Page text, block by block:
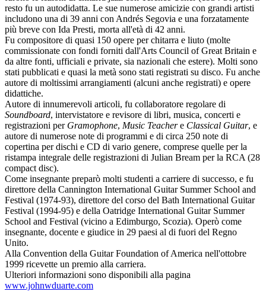
resto fu un autodidatta. Le sue numerose amicizie con grandi artisti
includono una di 39 anni con Andrés Segovia e una forzatamente
più breve con Ida Presti, morta all'età di 42 anni.
Fu compositore di quasi 150 opere per chitarra e liuto (molte
commissionate con fondi forniti dall'Arts Council of Great Britain e
da altre fonti, ufficiali e private, sia nazionali che estere). Molti sono
stati pubblicati e quasi la metà sono stati registrati su disco. Fu anche
autore di moltissimi arrangiamenti (alcuni anche registrati) e opere
didattiche.
Autore di innumerevoli articoli, fu collaboratore regolare di
Soundboard, intervistatore e revisore di libri, musica, concerti e
registrazioni per Gramophone, Music Teachere Classical Guitar, e
autore di numerose note di programmi e di circa 250 note di
copertina per dischi e CD di vario genere, comprese quelle per la
ristampa integrale delle registrazioni di Julian Bream per la RCA (28
compact disc).
Come insegnante preparò molti studenti a carriere di successo, e fu
direttore della Cannington International Guitar Summer School and
Festival (1974-93), direttore del corso del Bath International Guitar
Festival (1994-95) e della Oatridge International Guitar Summer
School and Festival (vicino a Edimburgo, Scozia). Operò come
insegnante, docente e giudice in 29 paesi al di fuori del Regno
Unito.
Alla Convention della Guitar Foundation of America nell'ottobre
1999 ricevette un premio alla carriera.
Ulteriori informazioni sono disponibili alla pagina
www.johnwduarte.com